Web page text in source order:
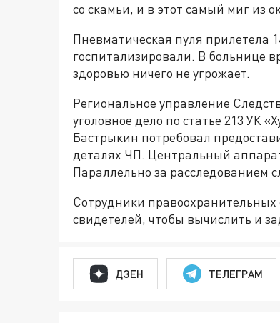
со скамьи, и в этот самый миг из
Пневматическая пуля прилетела
госпитализировали. В больнице
здоровью ничего не угрожает.
Региональное управление
уголовное дело по статье 213 УК
Бастрыкин потребовал
деталях ЧП. Центральный
Параллельно за расследованием
Сотрудники
свидетелей, чтобы вычислить и
ДЗЕН ТЕЛЕГРАМ